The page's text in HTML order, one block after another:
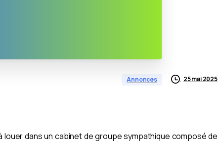
Annonces 25 mai 2025
louer dans un cabinet de groupe sympathique composé de